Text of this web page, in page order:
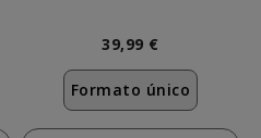
39,99 €
Formato único